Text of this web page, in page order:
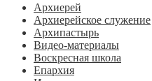
Архиерей
Архиерейское служение
Архипастырь
Видео-материалы
Воскресная школа
Епархия